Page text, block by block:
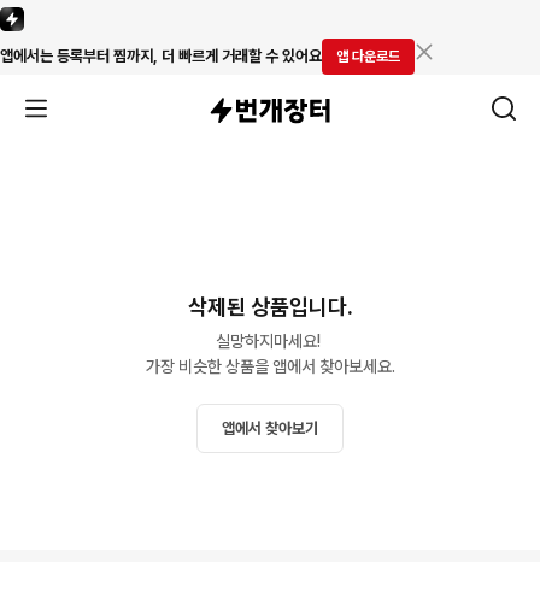
앱에서는 등록부터 찜까지, 더 빠르게 거래할 수 있어요 앱 다운로드
삭제된 상품입니다.
실망하지마세요!
가장 비슷한 상품을 앱에서 찾아보세요.
앱에서 찾아보기